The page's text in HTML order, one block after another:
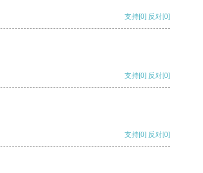
支持[0] 反对[0]
支持[0] 反对[0]
支持[0] 反对[0]